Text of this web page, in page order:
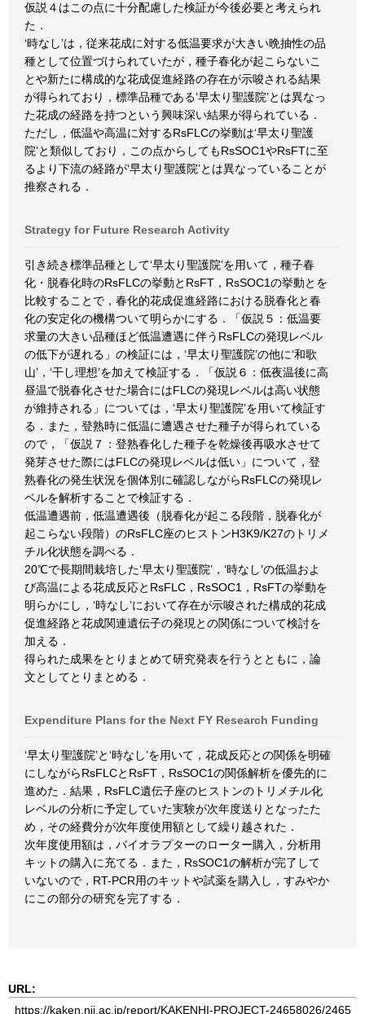
仮説４はこの点に十分配慮した検証が今後必要と考えられ
た．
‘時なし’は，従来花成に対する低温要求が大きい晩抽性の品
種として位置づけられていたが，種子春化が起こらないこ
とや新たに構成的な花成促進経路の存在が示唆される結果
が得られており，標準品種である‘早太り聖護院’とは異なっ
た花成の経路を持つという興味深い結果が得られている．
ただし，低温や高温に対するRsFLCの挙動は‘早太り聖護
院’と類似しており，この点からしてもRsSOC1やRsFTに至
るより下流の経路が‘早太り聖護院’とは異なっていることが
推察される．
Strategy for Future Research Activity
引き続き標準品種として‘早太り聖護院’を用いて，種子春
化・脱春化時のRsFLCの挙動とRsFT，RsSOC1の挙動とを
比較することで，春化的花成促進経路における脱春化と春
化の安定化の機構ついて明らかにする．「仮説５：低温要
求量の大きい品種ほど低温遭遇に伴うRsFLCの発現レベル
の低下が遅れる」の検証には，‘早太り聖護院’の他に‘和歌
山’，‘干し理想’を加えて検証する．「仮説６：低夜温後に高
昼温で脱春化させた場合にはFLCの発現レベルは高い状態
が維持される」については，‘早太り聖護院’を用いて検証す
る．また，登熟時に低温に遭遇させた種子が得られている
ので，「仮説７：登熟春化した種子を乾燥後再吸水させて
発芽させた際にはFLCの発現レベルは低い」について，登
熟春化の発生状況を個体別に確認しながらRsFLCの発現レ
ベルを解析することで検証する．
低温遭遇前，低温遭遇後（脱春化が起こる段階，脱春化が
起こらない段階）のRsFLC座のヒストンH3K9/K27のトリメ
チル化状態を調べる．
20℃で長期間栽培した‘早太り聖護院’，‘時なし’の低温およ
び高温による花成反応とRsFLC，RsSOC1，RsFTの挙動を
明らかにし，‘時なし’において存在が示唆された構成的花成
促進経路と花成関連遺伝子の発現との関係について検討を
加える．
得られた成果をとりまとめて研究発表を行うとともに，論
文としてとりまとめる．
Expenditure Plans for the Next FY Research Funding
‘早太り聖護院’と‘時なし’を用いて，花成反応との関係を明確
にしながらRsFLCとRsFT，RsSOC1の関係解析を優先的に
進めた．結果，RsFLC遺伝子座のヒストンのトリメチル化
レベルの分析に予定していた実験が次年度送りとなったた
め，その経費分が次年度使用額として繰り越された．
次年度使用額は，バイオラプターのローター購入，分析用
キットの購入に充てる．また，RsSOC1の解析が完了して
いないので，RT-PCR用のキットや試薬を購入し，すみやか
にこの部分の研究を完了する．
URL: